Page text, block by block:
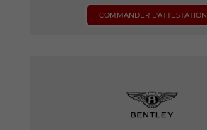
COMMANDER L'ATTESTATION